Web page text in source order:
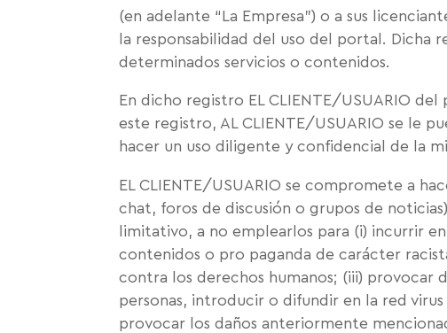
(en adelante “La Empresa”) o a sus
la responsabilidad del uso del portal. Dicha
determinados servicios o contenidos.
En dicho registro EL CLIENTE/USUARIO
este registro, AL CLIENTE/USUARIO se le
hacer un uso diligente y confidencial de la
EL CLIENTE/USUARIO se compromete a
chat, foros de discusión o grupos de
limitativo, a no emplearlos para (i) incurrir
contenidos o pro paganda de carácter
contra los derechos humanos; (iii) provocar
personas, introducir o difundir en la red
provocar los daños anteriormente